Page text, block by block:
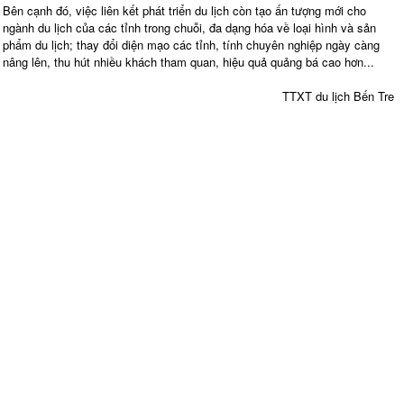
Bên cạnh đó, việc liên kết phát triển du lịch còn tạo ấn tượng mới cho
ngành du lịch của các tỉnh trong chuỗi, đa dạng hóa về loại hình và sản
phẩm du lịch; thay đổi diện mạo các tỉnh, tính chuyên nghiệp ngày càng
nâng lên, thu hút nhiều khách tham quan, hiệu quả quảng bá cao hơn...
TTXT du lịch Bến Tre